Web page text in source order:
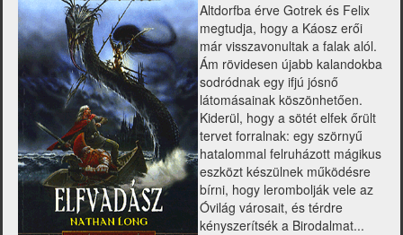
Altdorfba érve Gotrek és Felix
megtudja, hogy a Káosz erői
már visszavonultak a falak alól.
Ám rövidesen újabb kalandokba
sodródnak egy ifjú jósnő
látomásainak köszönhetően.
Kiderül, hogy a sötét elfek őrült
tervet forralnak: egy szörnyű
hatalommal felruházott mágikus
eszközt készülnek működésre
bírni, hogy lerombolják vele az
Óvilág városait, és térdre
kényszerítsék a Birodalmat...